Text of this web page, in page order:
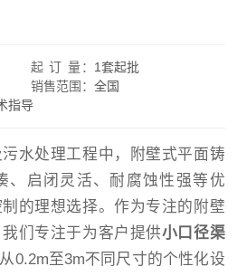
起 订 量： 1套起批
销售范围： 全国
指导
水处理工程中，附壁式平面铸
、启闭灵活、耐腐蚀性强等优
的理想选择。作为专注的附壁
们专注于为客户提供小口径渠
0.2m至3m不同尺寸的个性化设